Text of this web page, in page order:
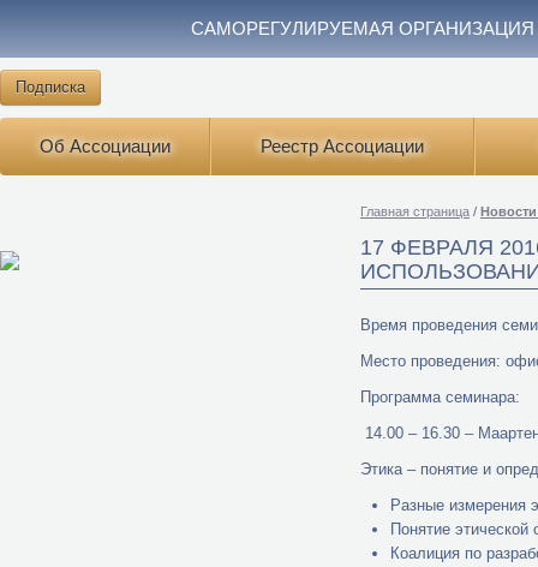
САМОРЕГУЛИРУЕМАЯ
Подписка
Об Ассоциации Реестр Ассоциации
Главная страница /
17 ФЕВРАЛЯ
Время проведения
Место проведения:
Программа семинара:
14.00 – 16.30 –
Этика – понятие и
Разные измерения
Понятие этической
Коалиция по